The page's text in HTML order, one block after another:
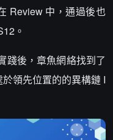
Review 中，通過後也
。
踐後，章魚網絡找到了
領先位置的的異構鏈 I